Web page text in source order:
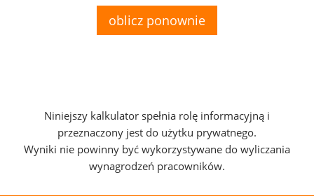
oblicz ponownie
Niniejszy kalkulator spełnia rolę informacyjną i
przeznaczony jest do użytku prywatnego.
Wyniki nie powinny być wykorzystywane do wyliczania
wynagrodzeń pracowników.